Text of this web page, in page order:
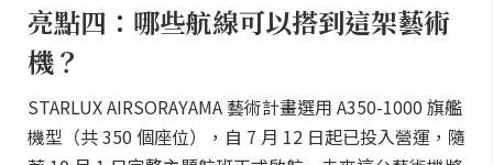
亮點四：哪些航線可以搭到這架藝術
機？
STARLUX AIRSORAYAMA 藝術計畫選用 A350-1000 旗艦
機型（共 350 個座位），自 7 月 12 日起已投入營運，隨